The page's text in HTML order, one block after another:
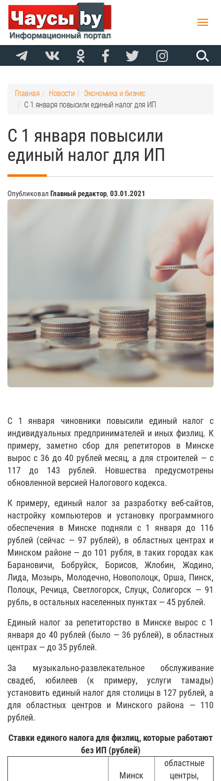
Toggle
Главная Новости
Экономика и бизнес
С 1 января повысили единый налог для ИП
С 1 января повысили
единый налог для ИП
Опубликовал Главный редактор, 03.01.2021
С 1 января чиновники повысили единый налог с
индивидуальных предпринимателей и иных физлиц. К
примеру, заметно сбор для репетиторов в Минске
вырос с 36 до 40 рублей месяц, а для строителей — с
117 до 143 рублей. Новшества предусмотрены
обновленной версией Налогового кодекса.
К примеру, единый налог за разработку веб-сайтов,
настройку компьютеров и установку программного
обеспечения в Минске подняли с 1 января до 116
рублей (сейчас — 97 рублей), в областных центрах и
Минском районе — до 101 рубля, в таких городах как
Барановичи, Бобруйск, Борисов, Жлобин, Жодино,
Лида, Мозырь, Молодечно, Новополоцк, Орша, Пинск,
Полоцк, Речица, Светлогорск, Слуцк, Солигорск — 91
рубль, в остальных населенных пунктах — 45 рублей.
Единый налог за репетиторство в Минске вырос с 1
января до 40 рублей (было — 36 рублей), в областных
центрах — до 35 рублей.
За музыкально-развлекательное обслуживание
свадеб, юбилеев (к примеру, услуги тамады)
установить единый налог для столицы в 127 рублей, а
для областных центров и Минского района — 110
рублей.
Ставки единого налога для физлиц, которые работают
без ИП (рублей)
Минск
областные
центры,